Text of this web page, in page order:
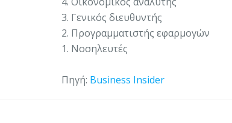
3. Γενικός διευθυντής
2. Προγραμματιστής εφαρμογών
1. Νοσηλευτές
Πηγή: Business Insider